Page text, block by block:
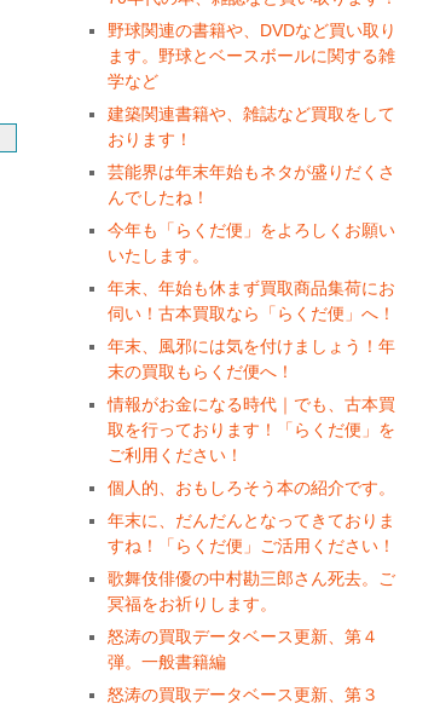
野球関連の書籍や、DVDなど買い取り
ます。野球とベースボールに関する雑
学など
建築関連書籍や、雑誌など買取をして
おります！
芸能界は年末年始もネタが盛りだくさ
んでしたね！
今年も「らくだ便」をよろしくお願い
いたします。
年末、年始も休まず買取商品集荷にお
伺い！古本買取なら「らくだ便」へ！
年末、風邪には気を付けましょう！年
末の買取もらくだ便へ！
情報がお金になる時代｜でも、古本買
取を行っております！「らくだ便」を
ご利用ください！
個人的、おもしろそう本の紹介です。
年末に、だんだんとなってきておりま
すね！「らくだ便」ご活用ください！
歌舞伎俳優の中村勘三郎さん死去。ご
冥福をお祈りします。
怒涛の買取データベース更新、第４
弾。一般書籍編
怒涛の買取データベース更新、第３